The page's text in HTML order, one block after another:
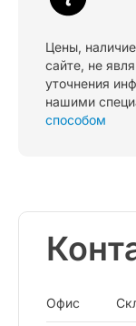
Цены,
сайте, не
уточнения
нашими
способом
Офис